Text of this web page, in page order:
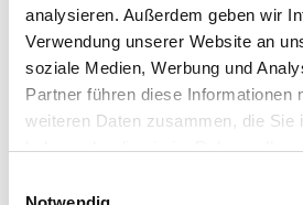
analysieren. Außerdem geben wir
Verwendung unserer Website an
soziale Medien, Werbung und
Partner führen diese Informationen
weiteren Daten zusammen, die Sie
haben oder die sie im Rahmen
Weiterlesen